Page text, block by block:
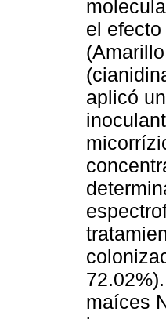
el
aplicó
maíces